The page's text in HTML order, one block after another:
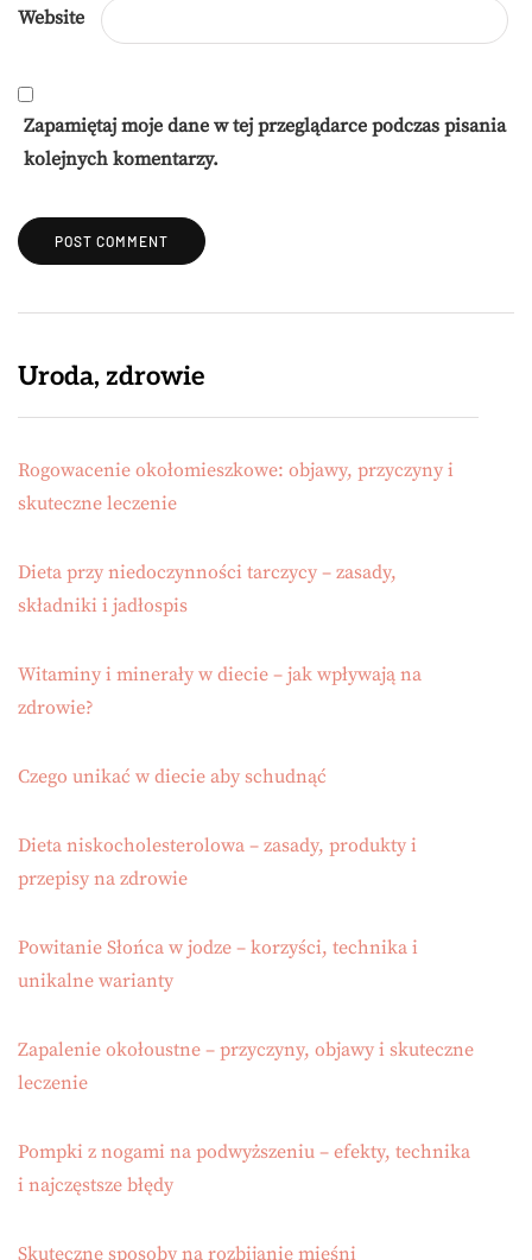
Website
Zapamiętaj moje dane w tej przeglądarce podczas pisania
kolejnych komentarzy.
Uroda, zdrowie
Rogowacenie okołomieszkowe: objawy, przyczyny i
skuteczne leczenie
Dieta przy niedoczynności tarczycy – zasady,
składniki i jadłospis
Witaminy i minerały w diecie – jak wpływają na
zdrowie?
Czego unikać w diecie aby schudnąć
Dieta niskocholesterolowa – zasady, produkty i
przepisy na zdrowie
Powitanie Słońca w jodze – korzyści, technika i
unikalne warianty
Zapalenie okołoustne – przyczyny, objawy i skuteczne
leczenie
Pompki z nogami na podwyższeniu – efekty, technika
i najczęstsze błędy
Skuteczne sposoby na rozbijanie mięśni